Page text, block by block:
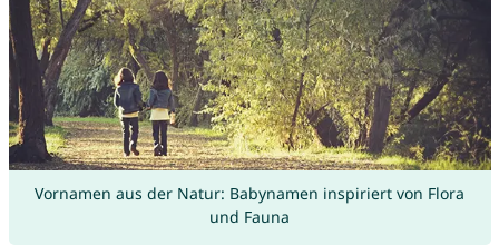
Vornamen aus der Natur: Babynamen inspiriert von Flora
und Fauna